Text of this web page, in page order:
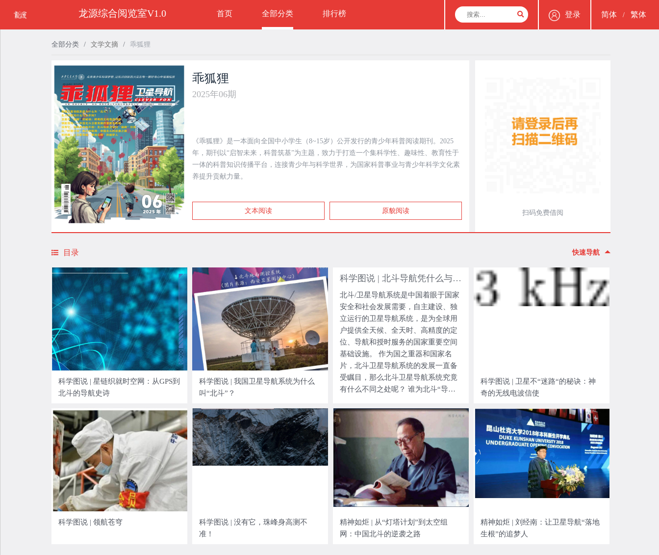
全部分类 / 文学文摘 / 乖狐狸
乖狐狸
2025年06期
《乖狐狸》是一本面向全国中小学生（8~15岁）公开发行的青少年科普阅读期刊。2025
年，期刊以“启智未来，科普筑基”为主题，致力于打造一个集科学性、趣味性、教育性于
一体的科普知识传播平台，连接青少年与科学世界，为国家科普事业与青少年科学文化素
养提升贡献力量。
文本阅读 原貌阅读 扫码免费借阅
目录 快速导航
科学图说 | 星链织就时空网：从GPS到
北斗的导航史诗
科学图说 | 我国卫星导航系统为什么
叫“北斗”？
科学图说 | 北斗导航凭什么与众不同？
北斗/卫星导航系统是中国着眼于国家
安全和社会发展需要，自主建设、独
立运行的卫星导航系统，是为全球用
户提供全天候、全天时、高精度的定
位、导航和授时服务的国家重要空间
基础设施。 作为国之重器和国家名
片，北斗卫星导航系统的发展一直备
受瞩目，那么北斗卫星导航系统究竟
有什么不同之处呢？ 谁为北斗“导
然离不开时空基准做参考。精准定位
功能所依赖的最核心关键技术是时空
科学图说 | 卫星不“迷路“的秘诀：神
奇的无线电波信使
科学图说 | 领航苍穹
科学图说 | 没有它，珠峰身高测不
准！
精神如炬 | 从“灯塔计划”到太空组
网：中国北斗的逆袭之路
精神如炬 | 刘经南：让卫星导航“落地
生根”的追梦人
龙源综合阅览室V1.0 首页 全部分类 排行榜 登录 简体 / 繁体